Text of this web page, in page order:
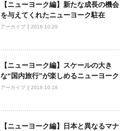
【ニューヨーク編】新たな成長の機会
を与えてくれたニューヨーク駐在
アーカイブ 2016.10.20
【ニューヨーク編】スケールの大き
な“国内旅行”が楽しめるニューヨーク
アーカイブ 2016.10.18
【ニューヨーク編】日本と異なるマナ